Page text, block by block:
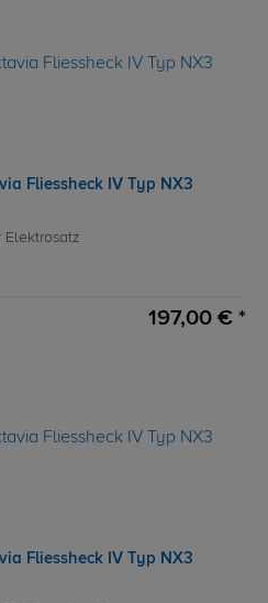
Fliessheck IV Typ NX3
Elektrosatz
197,00 € *
Fliessheck IV Typ NX3